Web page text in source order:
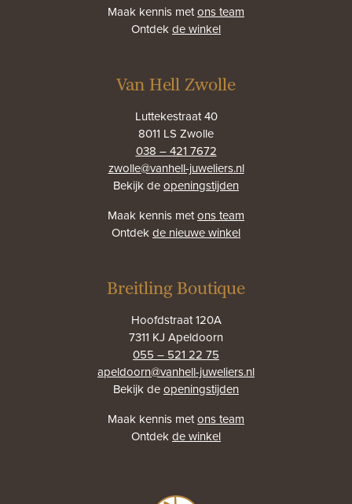
Maak kennis metons team
Ontdekde winkel
Van Hell Zwolle
Luttekestraat 40
8011 LS Zwolle
038 – 421 7672
zwolle@vanhell-juweliers.nl
Bekijk deopeningstijden
Maak kennis metons team
Ontdekde nieuwe winkel
Breitling Boutique
Hoofdstraat 120A
7311 KJ Apeldoorn
055 – 521 22 75
apeldoorn@vanhell-juweliers.nl
Bekijk deopeningstijden
Maak kennis metons team
Ontdekde winkel